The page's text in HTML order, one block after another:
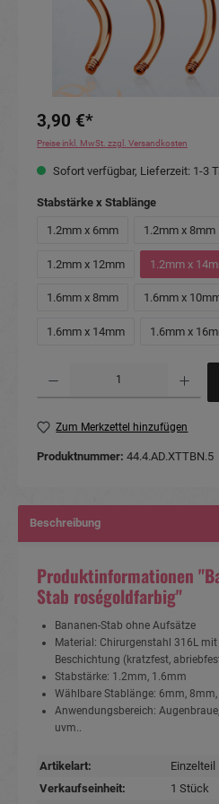
3,90 €*
Preise inkl. MwSt. zzgl. Versandkosten
Sofort verfügbar, Lieferzeit: 1-3
Stabstärke x Stablängeauswählen
1.2mm x 6mm 1.2mm x 8mm
1.2mm x 12mm 1.2mm x
1.6mm x 8mm 1.6mm x
1.6mm x 14mm 1.6mm x
Zum Merkzettel hinzufügen
Produktnummer: 44.4.AD.XTTBN.5
Beschreibung
Produktinformationen
Stab roségoldfarbig"
Bananen-Stab ohne Aufsätze
Material: Chirurgenstahl 316L
Beschichtung (kratzfest,
Stabstärke: 1.2mm, 1.6mm
Wählbare Stablänge: 6mm,
Anwendungsbereich:
uvm..
Artikelart:
Einzelteil
Verkaufseinheit:
1 Stück